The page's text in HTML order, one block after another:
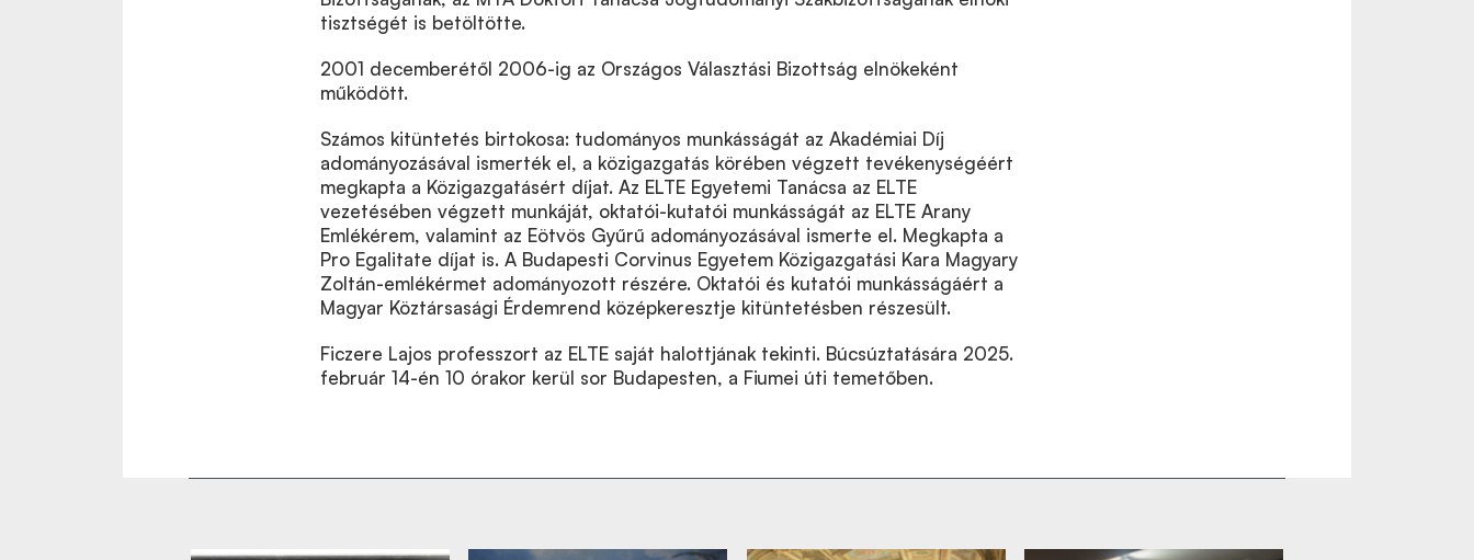
tisztségét is betöltötte.
2001 decemberétől 2006-ig az Országos Választási Bizottság elnökeként
működött.
Számos kitüntetés birtokosa: tudományos munkásságát az Akadémiai Díj
adományozásával ismerték el, a közigazgatás körében végzett tevékenységéért
megkapta a Közigazgatásért díjat. Az ELTE Egyetemi Tanácsa az ELTE
vezetésében végzett munkáját, oktatói-kutatói munkásságát az ELTE Arany
Emlékérem, valamint az Eötvös Gyűrű adományozásával ismerte el. Megkapta a
Pro Egalitate díjat is. A Budapesti Corvinus Egyetem Közigazgatási Kara Magyary
Zoltán-emlékérmet adományozott részére. Oktatói és kutatói munkásságáért a
Magyar Köztársasági Érdemrend középkeresztje kitüntetésben részesült.
Ficzere Lajos professzort az ELTE saját halottjának tekinti. Búcsúztatására 2025.
február 14-én 10 órakor kerül sor Budapesten, a Fiumei úti temetőben.